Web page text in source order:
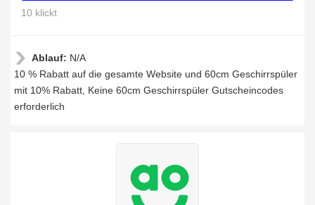
10 klickt
Ablauf: N/A
10 % Rabatt auf die gesamte Website und 60cm Geschirrspüler
mit 10% Rabatt, Keine 60cm Geschirrspüler Gutscheincodes
erforderlich